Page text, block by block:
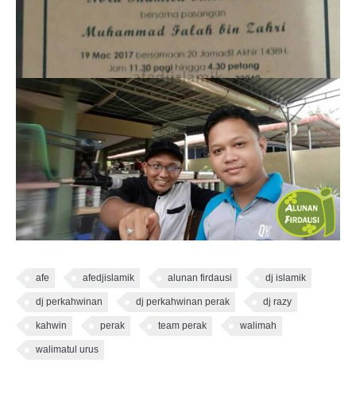
afe afedjislamik alunan firdausi dj islamik
dj perkahwinan dj perkahwinan perak dj razy
kahwin perak team perak walimah
walimatul urus